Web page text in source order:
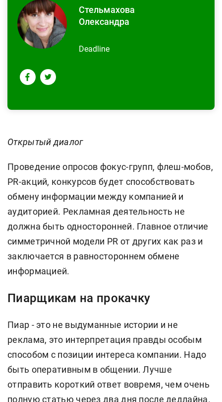
Стельмахова
Олександра
Deadline
Открытый диалог
Проведение опросов фокус-групп, флеш-мобов,
PR-акций, конкурсов будет способствовать
обмену информации между компанией и
аудиторией. Рекламная деятельность не
должна быть односторонней. Главное отличие
симметричной модели PR от других как раз и
заключается в равностороннем обмене
информацией.
Пиарщикам на прокачку
Пиар - это не выдуманные истории и не
реклама, это интерпретация правды особым
способом с позиции интереса компании. Надо
быть оперативным в общении. Лучше
отправить короткий ответ вовремя, чем очень
полную статью через два дня после дедлайна.